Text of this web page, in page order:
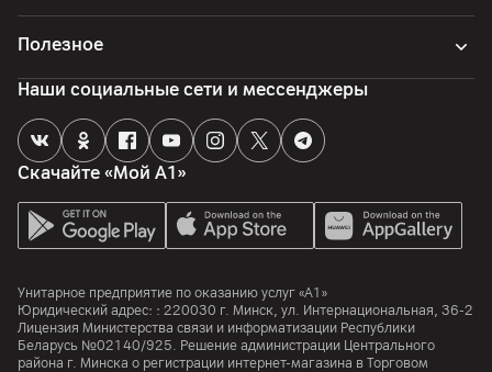
Полезное
Скачайте «Мой А1»
Наши социальные сети и мессенджеры
Унитарное предприятие по оказанию услуг «А1»
Юридический адрес: : 220030 г. Минск, ул. Интернациональная, 36-2
Лицензия Министерства связи и информатизации Республики
Беларусь №02140/925. Решение администрации Центрального
района г. Минска о регистрации интернет-магазина в Торговом